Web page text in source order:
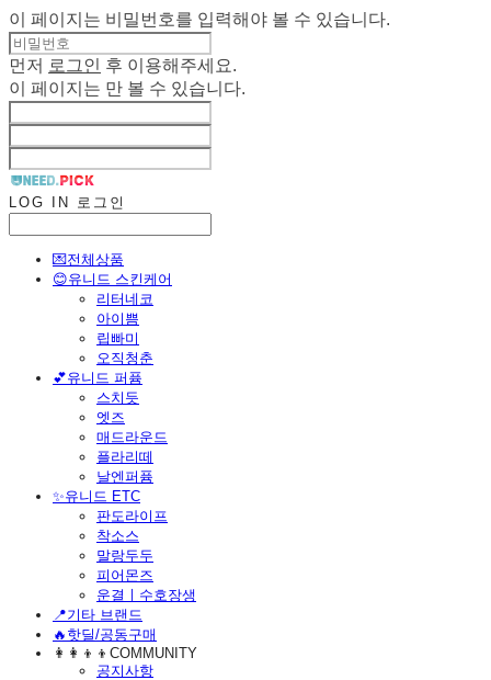
이 페이지는 비밀번호를 입력해야 볼 수 있습니다.
먼저 로그인
후 이용해주세요.
이 페이지는 만 볼 수 있습니다.
LOG IN 로그인
💌전체상품
😊유니드 스킨케어
리터네코
아이쁨
립빠미
오직청춘
💕유니드 퍼퓸
스치듯
엣즈
매드라운드
플라리떼
날엔퍼퓸
​✨유니드 ETC
판도라이프
착소스
말랑두두
피어몬즈
운결ㅣ수호장생
📍기타 브랜드
🔥핫딜/공동구매
👩‍👩‍👦‍👦COMMUNITY
공지사항